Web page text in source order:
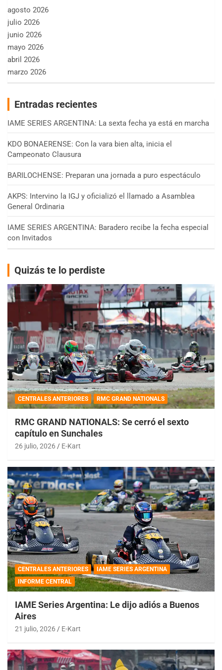
agosto 2026
julio 2026
junio 2026
mayo 2026
abril 2026
marzo 2026
Entradas recientes
IAME SERIES ARGENTINA: La sexta fecha ya está en marcha
KDO BONAERENSE: Con la vara bien alta, inicia el
Campeonato Clausura
BARILOCHENSE: Preparan una jornada a puro espectáculo
AKPS: Intervino la IGJ y oficializó el llamado a Asamblea
General Ordinaria
IAME SERIES ARGENTINA: Baradero recibe la fecha especial
con Invitados
Quizás te lo perdiste
CENTRALES ANTERIORES RMC GRAND NATIONALS
RMC GRAND NATIONALS: Se cerró el sexto
capítulo en Sunchales
26 julio, 2026 E-Kart
CENTRALES ANTERIORES
IAME SERIES ARGENTINA
INFORME CENTRAL
IAME Series Argentina: Le dijo adiós a Buenos
Aires
21 julio, 2026 E-Kart